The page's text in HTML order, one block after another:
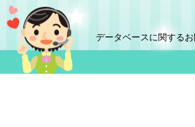
データベースに関する